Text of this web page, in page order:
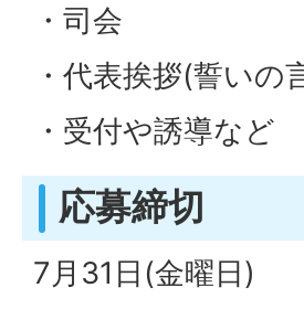
・司会
・代表挨拶(誓いの
・受付や誘導など
応募締切
7月31日(金曜日)